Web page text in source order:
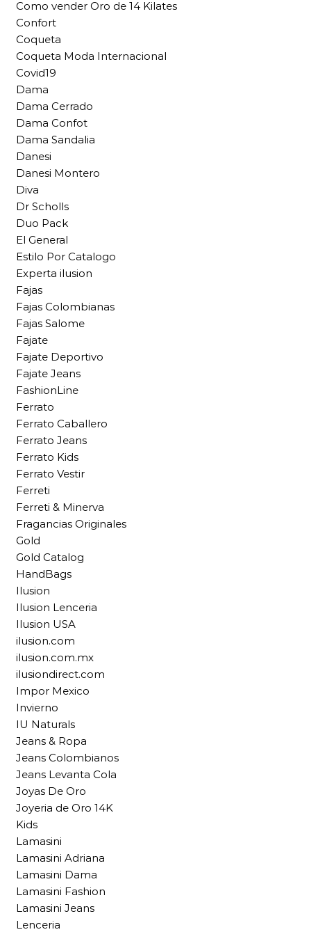
Como vender Oro de 14 Kilates
Confort
Coqueta
Coqueta Moda Internacional
Covid19
Dama
Dama Cerrado
Dama Confot
Dama Sandalia
Danesi
Danesi Montero
Diva
Dr Scholls
Duo Pack
El General
Estilo Por Catalogo
Experta ilusion
Fajas
Fajas Colombianas
Fajas Salome
Fajate
Fajate Deportivo
Fajate Jeans
FashionLine
Ferrato
Ferrato Caballero
Ferrato Jeans
Ferrato Kids
Ferrato Vestir
Ferreti
Ferreti & Minerva
Fragancias Originales
Gold
Gold Catalog
HandBags
Ilusion
Ilusion Lenceria
Ilusion USA
ilusion.com
ilusion.com.mx
ilusiondirect.com
Impor Mexico
Invierno
IU Naturals
Jeans & Ropa
Jeans Colombianos
Jeans Levanta Cola
Joyas De Oro
Joyeria de Oro 14K
Kids
Lamasini
Lamasini Adriana
Lamasini Dama
Lamasini Fashion
Lamasini Jeans
Lenceria